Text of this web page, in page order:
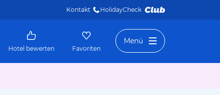
Kontakt HolidayCheck
Hotel bewerten Favoriten
Menü